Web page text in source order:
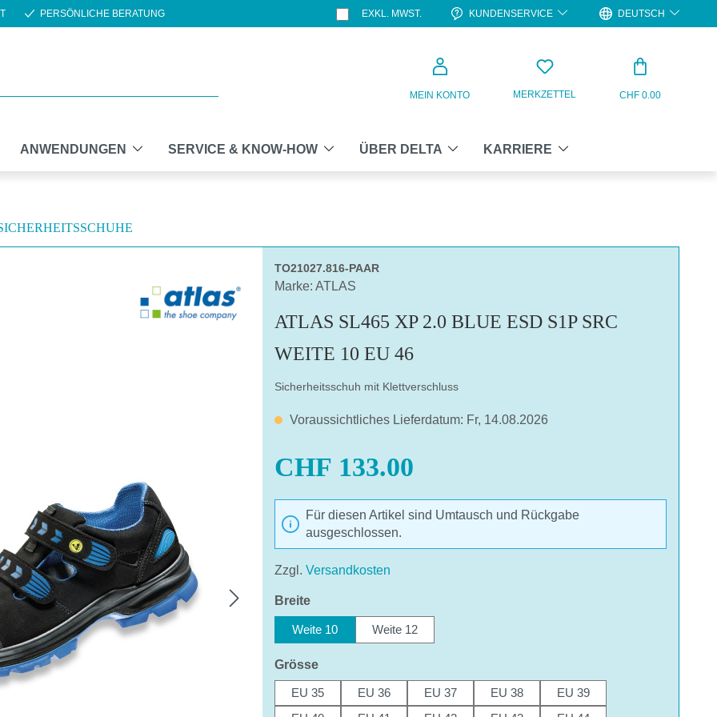
PERSÖNLICHE BERATUNG EXKL. MWST. KUNDENSERVICE DEUTSCH
MEIN KONTO MERKZETTEL CHF 0.00
ANWENDUNGEN SERVICE & KNOW-HOW ÜBER DELTA KARRIERE
Mit dem Aufruf des Videos erklären Sie sich einverstanden, dass
Datenschutzbestimmungen
TO21027.816-PAAR
Marke: ATLAS
ATLAS SL465 XP 2.0 BLUE ESD S1P SRC
WEITE 10 EU 46
Sicherheitsschuh mit Klettverschluss
Voraussichtliches Lieferdatum: Fr, 14.08.2026
CHF 133.00
Für diesen Artikel sind Umtausch und Rückgabe
ausgeschlossen.
Zzgl. Versandkosten
Breiteauswählen
Weite 10 Weite 12
Grösseauswählen
EU 35 EU 36 EU 37 EU 38
EU 39